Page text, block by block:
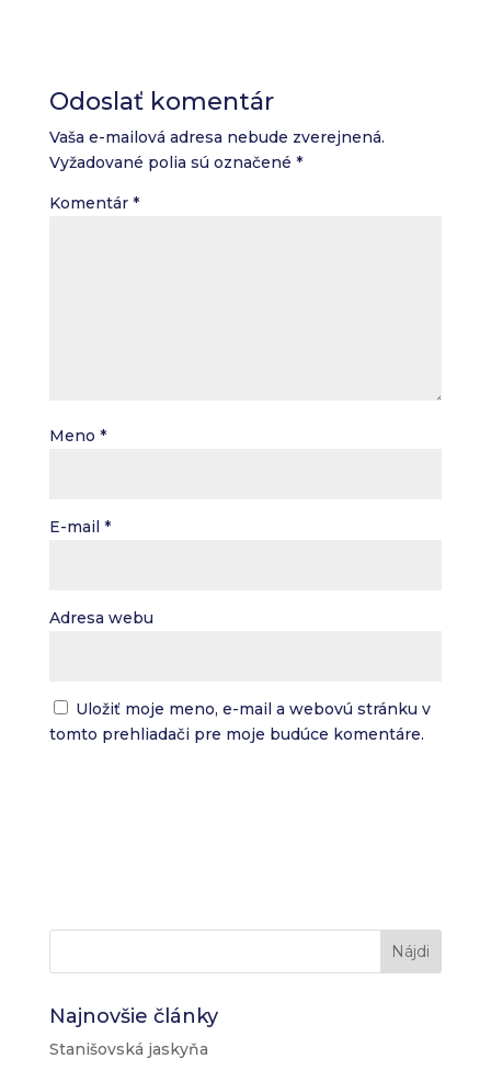
Odoslať komentár
Vaša e-mailová adresa nebude zverejnená.
Vyžadované polia sú označené *
Komentár *
Meno *
E-mail *
Adresa webu
Uložiť moje meno, e-mail a webovú stránku v
tomto prehliadači pre moje budúce komentáre.
Najnovšie články
Stanišovská jaskyňa